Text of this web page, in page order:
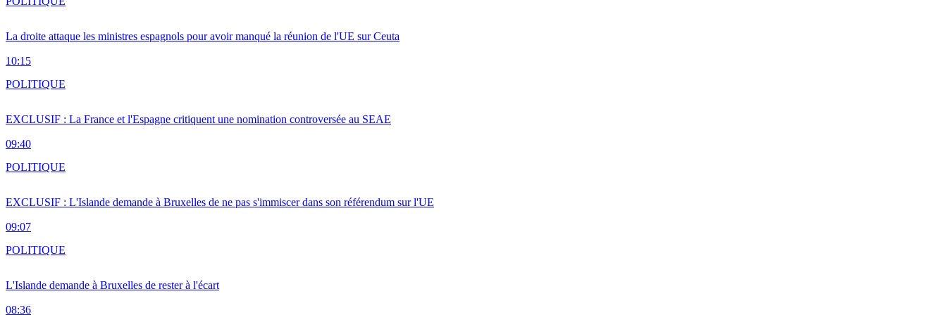
La droite attaque les ministres espagnols pour avoir manqué la réunion de l'UE sur Ceuta
10:15
EXCLUSIF : La France et l'Espagne critiquent une nomination controversée au SEAE
09:40
POLITIQUE
EXCLUSIF : L'Islande demande à Bruxelles de ne pas s'immiscer dans son référendum sur l'UE
09:07
POLITIQUE
L'Islande demande à Bruxelles de rester à l'écart
08:36
POLITIQUE